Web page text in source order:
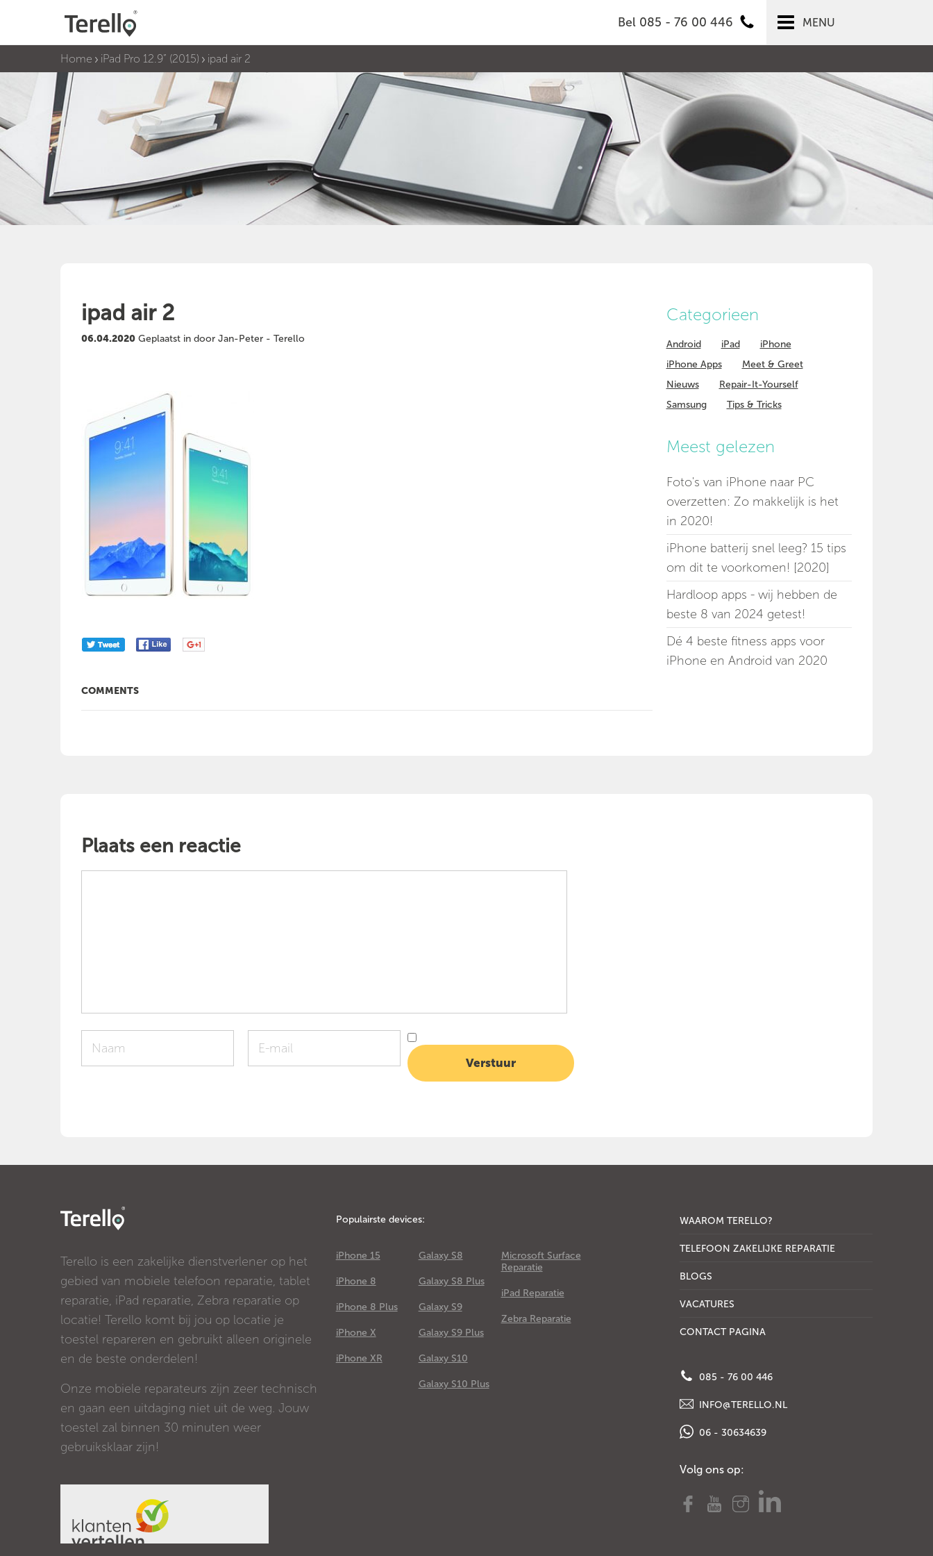
Bel 085 - 76 00 446 MENU
Home iPad Pro 12.9” (2015) ipad air 2
ipad air 2
06.04.2020 Geplaatst in door Jan-Peter - Terello
COMMENTS
Categorieen
Android iPad
iPhone
iPhone Apps
Meet & Greet
Nieuws
Repair-It-Yourself
Samsung
Tips & Tricks
Meest gelezen
Foto's van iPhone naar PC
overzetten: Zo makkelijk is het
in 2020!
iPhone batterij snel leeg? 15 tips
om dit te voorkomen! [2020]
Hardloop apps - wij hebben de
beste 8 van 2024 getest!
Dé 4 beste fitness apps voor
iPhone en Android van 2020
Plaats een reactie
Terello is een zakelijke dienstverlener op het
gebied van mobiele telefoon reparatie, tablet
reparatie, iPad reparatie, Zebra reparatie op
locatie! Terello komt bij jou op locatie je
toestel repareren en gebruikt alleen originele
en de beste onderdelen!
Onze mobiele reparateurs zijn zeer technisch
en gaan een uitdaging niet uit de weg. Jouw
toestel zal binnen 30 minuten weer
gebruiksklaar zijn!
Populairste devices:
iPhone 15
iPhone 8
iPhone 8 Plus
iPhone X
iPhone XR
Galaxy S8
Galaxy S8 Plus
Galaxy S9
Galaxy S9 Plus
Galaxy S10
Galaxy S10 Plus
Microsoft Surface
Reparatie
iPad Reparatie
Zebra Reparatie
WAAROM TERELLO?
TELEFOON ZAKELIJKE REPARATIE
BLOGS
VACATURES
CONTACT PAGINA
085 - 76 00 446
INFO@TERELLO.NL
06 - 30634639
Volg ons op: